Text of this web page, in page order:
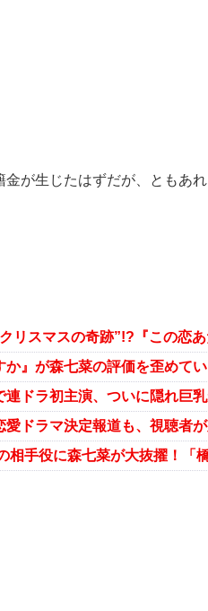
が生じたはずだが、ともあ
か』が森七菜の評価を歪めて
ドラ初主演、ついに隠れ巨